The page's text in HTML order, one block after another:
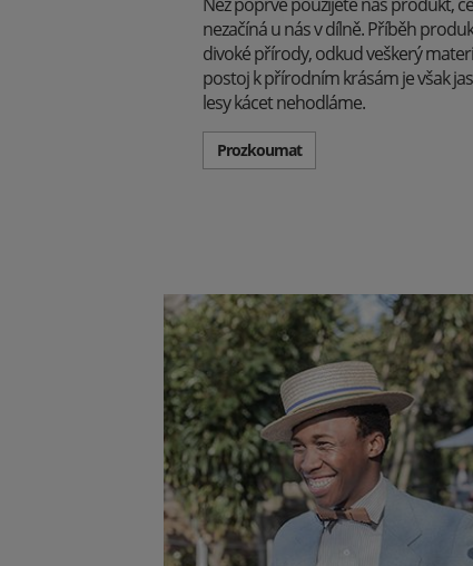
nezačíná u nás v dílně. Příběh
divoké přírody, odkud veškerý
postoj k přírodním krásám je však
lesy kácet nehodláme.
Prozkoumat